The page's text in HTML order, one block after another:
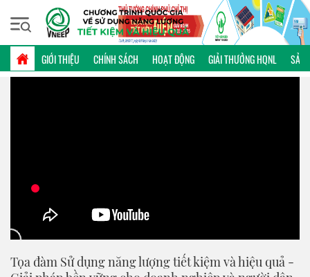
GIỚI THIỆU CHÍNH SÁCH HOẠT ĐỘNG GIẢI THƯỞNG HQNL SẢN
Thứ năm, 06/08/2026 | 09:54 GMT+7
VIDEO
Tọa đàm Sử dụng năng lượng tiết kiệm và hiệu quả -